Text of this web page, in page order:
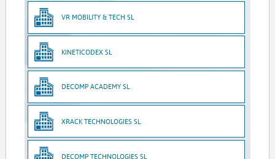
VR MOBILITY & TECH SL
KINETICODEX SL
DECOMP ACADEMY SL
XRACK TECHNOLOGIES SL
DECOMP TECHNOLOGIES SL